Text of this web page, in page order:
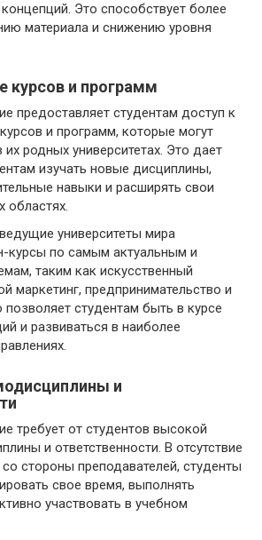
Это способствует более
материала и снижению уровня
курсов и программ
предоставляет студентам доступ к
и программ, которые могут
родных университетах. Это дает
изучать новые дисциплины,
навыки и расширять свои
областях.
университеты мира
курсы по самым актуальным и
таким как искусственный
маркетинг, предпринимательство и
позволяет студентам быть в курсе
и развиваться в наиболее
и
требует от студентов высокой
и ответственности. В отсутствие
стороны преподавателей, студенты
свое время, выполнять
участвовать в учебном